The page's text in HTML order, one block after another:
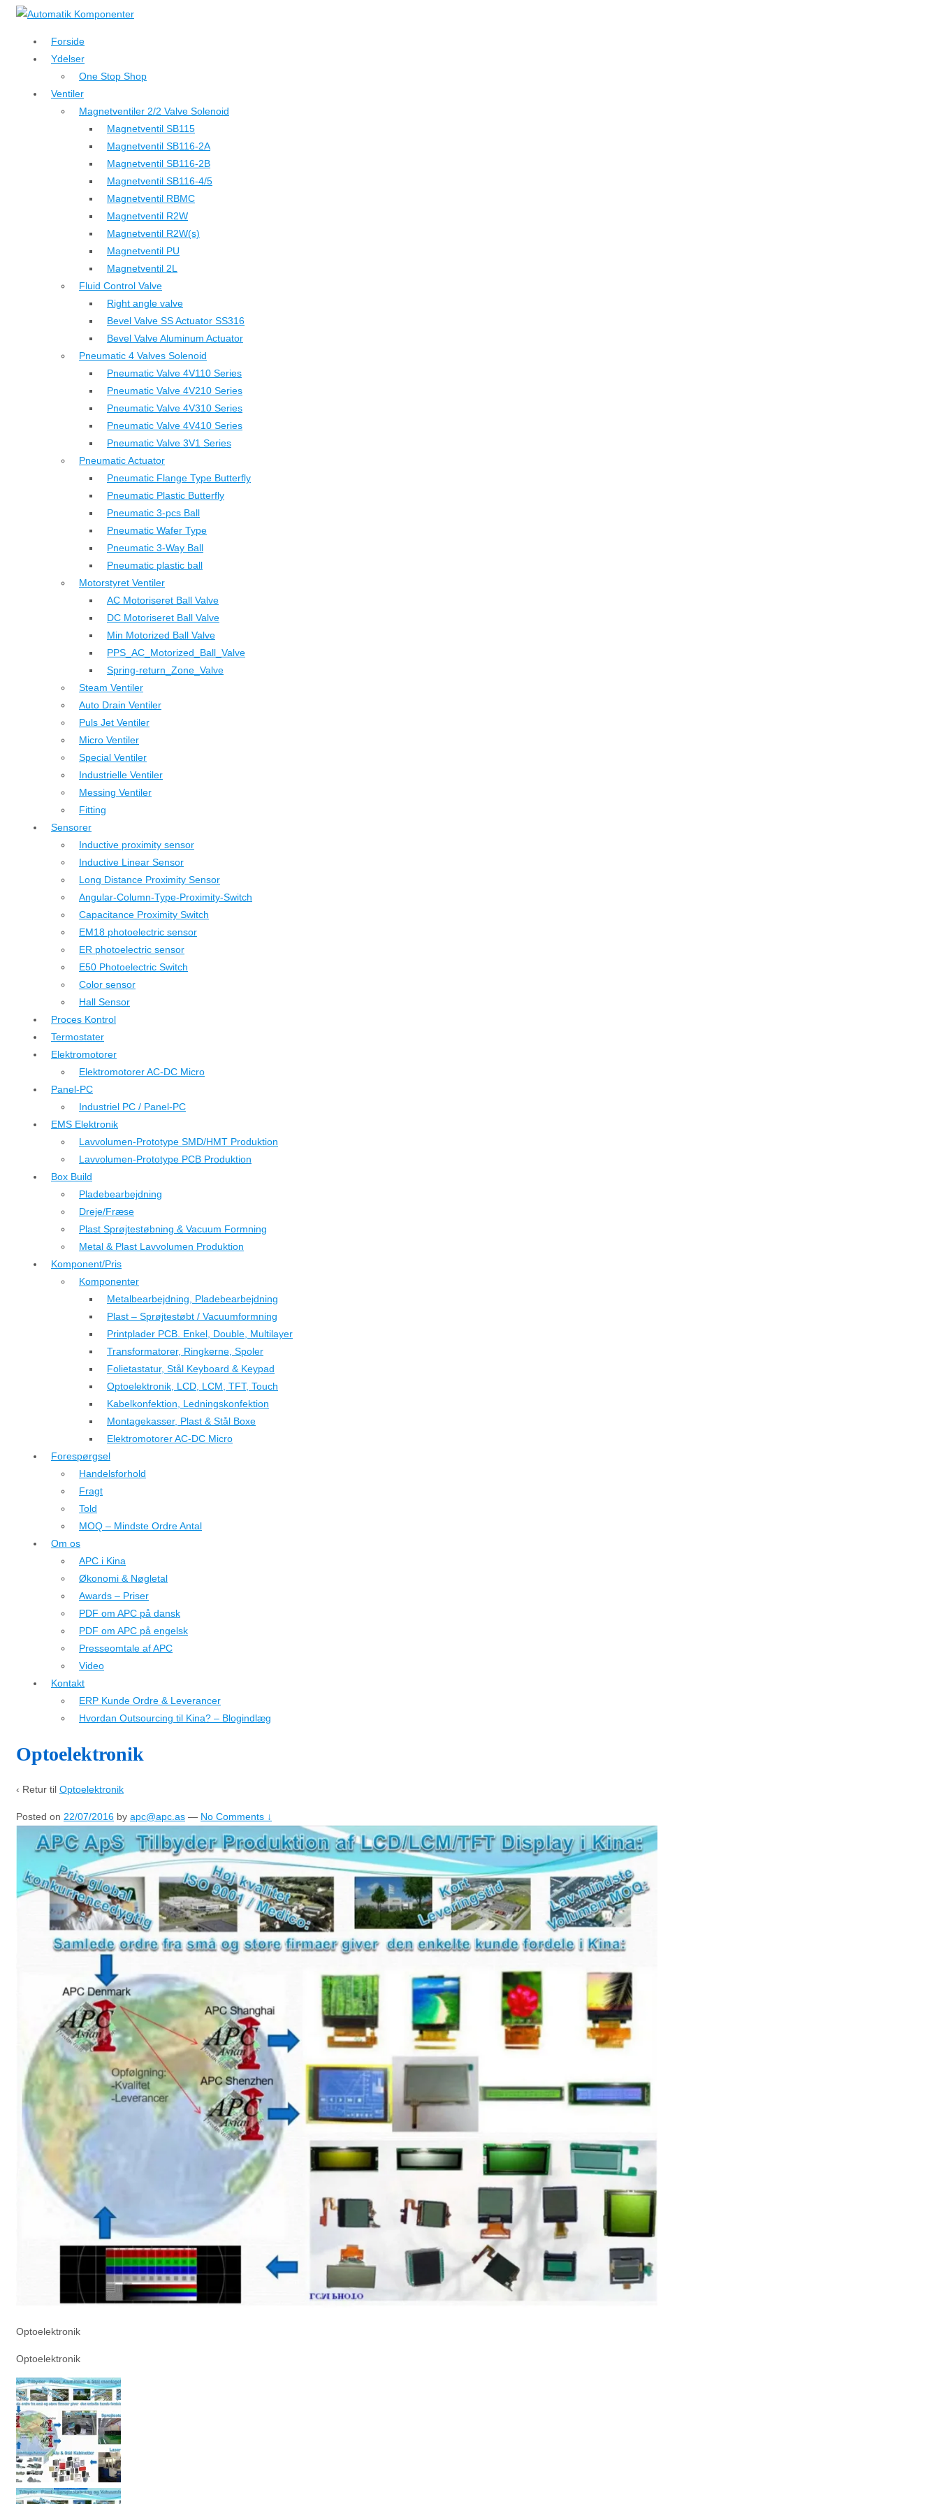
↓
hovedindhold
Forside
Ydelser
One Stop Shop
Ventiler
Magnetventiler 2/2 Valve Solenoid
Magnetventil SB115
Magnetventil SB116-2A
Magnetventil SB116-2B
Magnetventil SB116-4/5
Magnetventil RBMC
Magnetventil R2W
Magnetventil R2W(s)
Magnetventil PU
Magnetventil 2L
Fluid Control Valve
Right angle valve
Bevel Valve SS Actuator SS316
Bevel Valve Aluminum Actuator
Pneumatic 4 Valves Solenoid
Pneumatic Valve 4V110 Series
Pneumatic Valve 4V210 Series
Pneumatic Valve 4V310 Series
Pneumatic Valve 4V410 Series
Pneumatic Valve 3V1 Series
Pneumatic Actuator
Pneumatic Flange Type Butterfly
Pneumatic Plastic Butterfly
Pneumatic 3-pcs Ball
Pneumatic Wafer Type
Pneumatic 3-Way Ball
Pneumatic plastic ball
Motorstyret Ventiler
AC Motoriseret Ball Valve
DC Motoriseret Ball Valve
Min Motorized Ball Valve
PPS_AC_Motorized_Ball_Valve
Spring-return_Zone_Valve
Steam Ventiler
Auto Drain Ventiler
Puls Jet Ventiler
Micro Ventiler
Special Ventiler
Industrielle Ventiler
Messing Ventiler
Fitting
Sensorer
Inductive proximity sensor
Inductive Linear Sensor
Long Distance Proximity Sensor
Angular-Column-Type-Proximity-Switch
Capacitance Proximity Switch
EM18 photoelectric sensor
ER photoelectric sensor
E50 Photoelectric Switch
Color sensor
Hall Sensor
Proces Kontrol
Termostater
Elektromotorer
Elektromotorer AC-DC Micro
Panel-PC
Industriel PC / Panel-PC
EMS Elektronik
Lavvolumen-Prototype SMD/HMT Produktion
Lavvolumen-Prototype PCB Produktion
Box Build
Pladebearbejdning
Dreje/Fræse
Plast Sprøjtestøbning & Vacuum Formning
Metal & Plast Lavvolumen Produktion
Komponent/Pris
Komponenter
Metalbearbejdning, Pladebearbejdning
Plast – Sprøjtestøbt / Vacuumformning
Printplader PCB. Enkel, Double, Multilayer
Transformatorer, Ringkerne, Spoler
Folietastatur, Stål Keyboard & Keypad
Optoelektronik, LCD, LCM, TFT, Touch
Kabelkonfektion, Ledningskonfektion
Montagekasser, Plast & Stål Boxe
Elektromotorer AC-DC Micro
Forespørgsel
Handelsforhold
Fragt
Told
MOQ – Mindste Ordre Antal
Om os
APC i Kina
Økonomi & Nøgletal
Awards – Priser
PDF om APC på dansk
PDF om APC på engelsk
Presseomtale af APC
Video
Kontakt
ERP Kunde Ordre & Leverancer
Hvordan Outsourcing til Kina? – Blogindlæg
Optoelektronik
‹ Retur til Optoelektronik
Posted on 22/07/2016 by apc@apc.as — No Comments ↓
Optoelektronik
Optoelektronik